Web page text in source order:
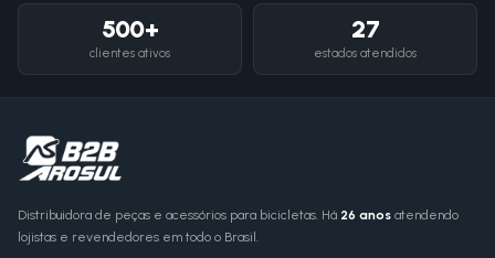
500+
clientes ativos
27
estados atendidos
Distribuidora de peças e acessórios para bicicletas. Há 26 anos atendendo
lojistas e revendedores em todo o Brasil.